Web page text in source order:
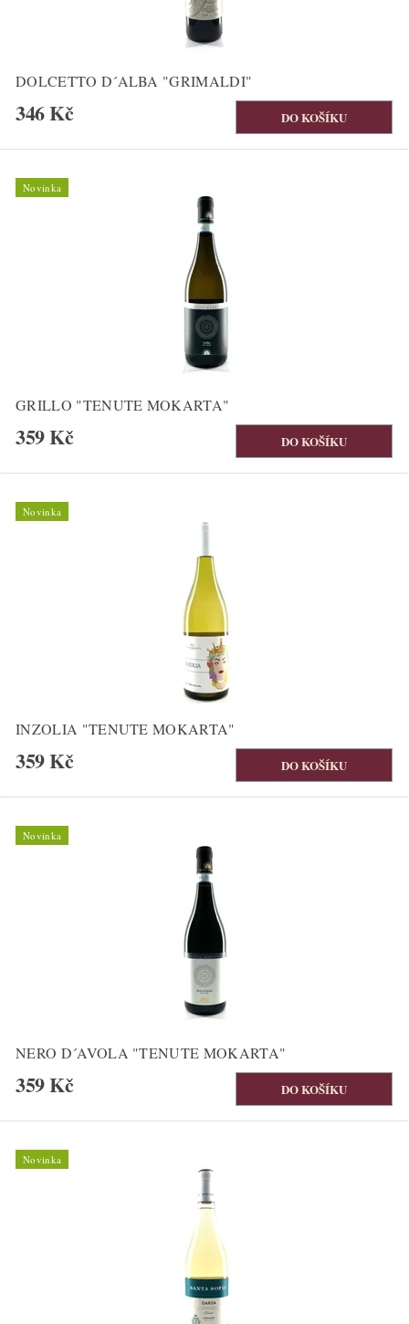
DOLCETTO D´ALBA "GRIMALDI"
346 Kč
Novinka
GRILLO "TENUTE MOKARTA"
359 Kč
Novinka
INZOLIA "TENUTE MOKARTA"
359 Kč
Novinka
NERO D´AVOLA "TENUTE MOKARTA"
359 Kč
Novinka